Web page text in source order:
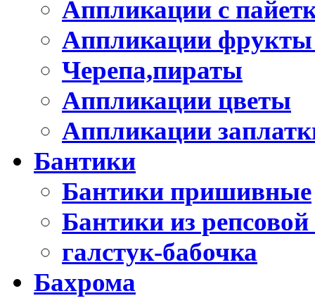
Аппликации с
Аппликации
Черепа,пираты
Аппликации цветы
Аппликации
Бантики
Бантики пришивные
Бантики из
галстук-бабочка
Бахрома